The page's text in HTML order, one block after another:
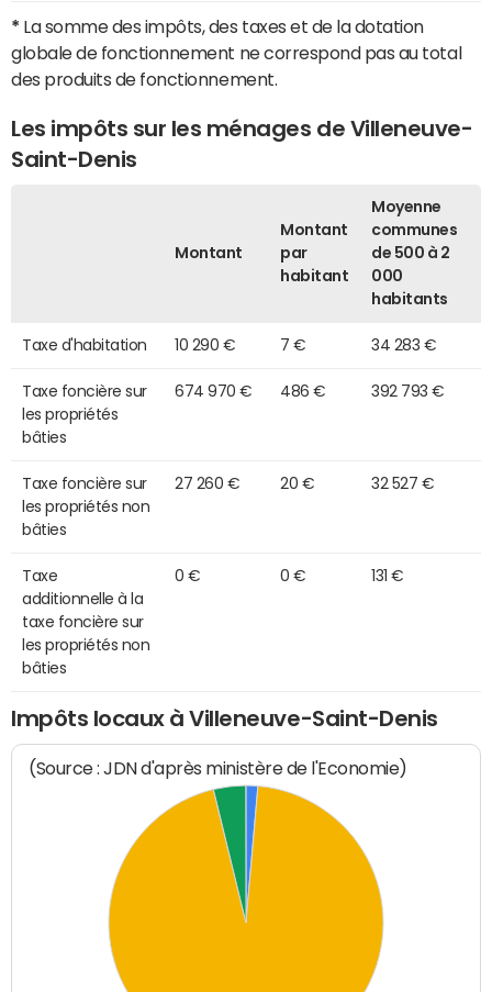
* La somme des impôts, des taxes et de la dotation
globale de fonctionnement ne correspond pas au total
des produits de fonctionnement.
Les impôts sur les ménages de Villeneuve-
Saint-Denis
Montant
Montant
par
habitant
Moyenne
communes
de 500 à 2
000
habitants
Taxe d'habitation 10 290 € 7 € 34 283 €
Taxe foncière sur
les propriétés
bâties
674 970 € 486 € 392 793 €
Taxe foncière sur
les propriétés non
bâties
27 260 € 20 € 32 527 €
Taxe
additionnelle à la
taxe foncière sur
les propriétés non
bâties
0 € 0 € 131 €
Impôts locaux à Villeneuve-Saint-Denis
(Source : JDN d'après ministère de l'Economie)